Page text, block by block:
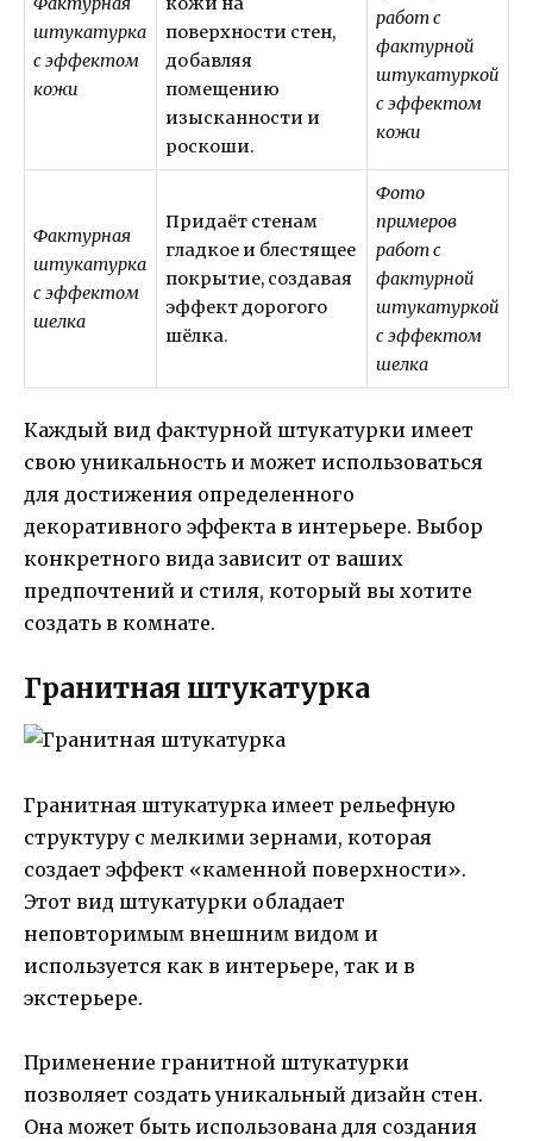
штукатурка
с эффектом
кожи
поверхности стен,
добавляя
помещению
изысканности и
роскоши.
работ с
фактурной
штукатуркой
с эффектом
кожи
Фактурная
штукатурка
с эффектом
шелка
Придаёт стенам
гладкое и блестящее
покрытие, создавая
эффект дорогого
шёлка.
Фото
примеров
работ с
фактурной
штукатуркой
с эффектом
шелка
Каждый вид фактурной штукатурки имеет
свою уникальность и может использоваться
для достижения определенного
декоративного эффекта в интерьере. Выбор
конкретного вида зависит от ваших
предпочтений и стиля, который вы хотите
создать в комнате.
Гранитная штукатурка
Гранитная штукатурка имеет рельефную
структуру с мелкими зернами, которая
создает эффект «каменной поверхности».
Этот вид штукатурки обладает
неповторимым внешним видом и
используется как в интерьере, так и в
экстерьере.
Применение гранитной штукатурки
позволяет создать уникальный дизайн стен.
Она может быть использована для создания